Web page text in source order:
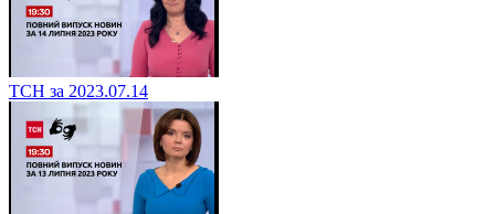
ТСН за 2023.07.14